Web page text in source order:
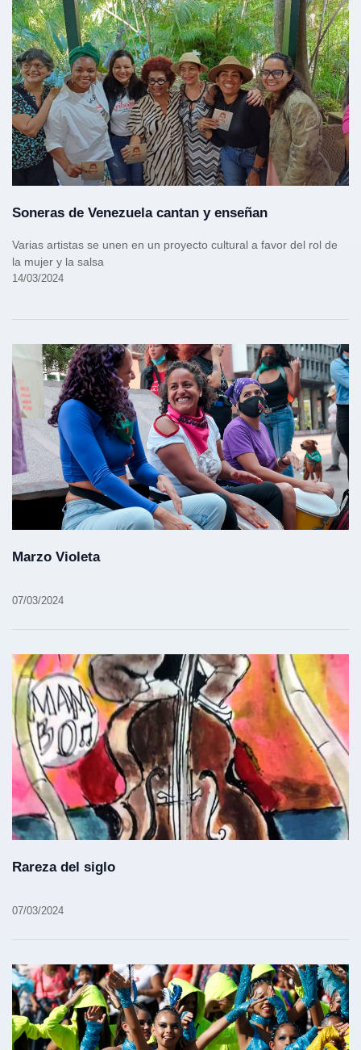
Soneras de Venezuela cantan y enseñan
Varias artistas se unen en un proyecto cultural a favor del rol de
la mujer y la salsa
14/03/2024
Marzo Violeta
07/03/2024
Rareza del siglo
07/03/2024